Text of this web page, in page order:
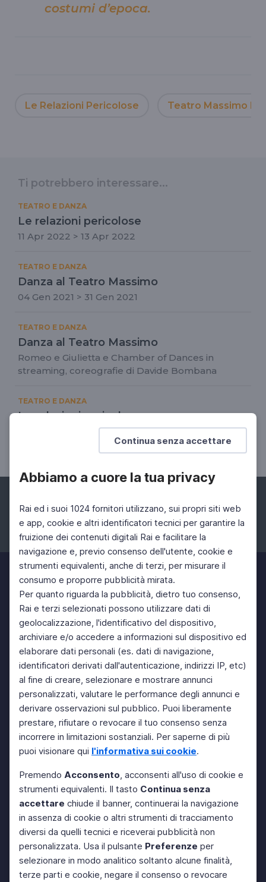
Continua senza accettare
Abbiamo a cuore la tua privacy
Rai ed i suoi 1024 fornitori utilizzano, sui propri siti web
e app, cookie e altri identificatori tecnici per garantire la
fruizione dei contenuti digitali Rai e facilitare la
navigazione e, previo consenso dell'utente, cookie e
strumenti equivalenti, anche di terzi, per misurare il
consumo e proporre pubblicità mirata.
Per quanto riguarda la pubblicità, dietro tuo consenso,
Rai e terzi selezionati possono utilizzare dati di
geolocalizzazione, l'identificativo del dispositivo,
archiviare e/o accedere a informazioni sul dispositivo ed
elaborare dati personali (es. dati di navigazione,
identificatori derivati dall'autenticazione, indirizzi IP, etc)
al fine di creare, selezionare e mostrare annunci
personalizzati, valutare le performance degli annunci e
derivare osservazioni sul pubblico. Puoi liberamente
prestare, rifiutare o revocare il tuo consenso senza
incorrere in limitazioni sostanziali. Per saperne di più
puoi visionare qui l'informativa sui cookie.
Premendo Acconsento, acconsenti all'uso di cookie e
strumenti equivalenti. Il tasto Continua senza
accettare chiude il banner, continuerai la navigazione
in assenza di cookie o altri strumenti di tracciamento
diversi da quelli tecnici e riceverai pubblicità non
personalizzata. Usa il pulsante Preferenze per
selezionare in modo analitico soltanto alcune finalità,
terze parti e cookie, negare il consenso o revocare
costumi d’epoca.
Le Relazioni Pericolose Teatro Massimo
Ti potrebbero interessare...
TEATRO E DANZA
Le relazioni pericolose
11 Apr 2022 > 13 Apr 2022
TEATRO E DANZA
Danza al Teatro Massimo
04 Gen 2021 > 31 Gen 2021
TEATRO E DANZA
Danza al Teatro Massimo
Romeo e Giulietta e Chamber of Dances in
streaming, coreografie di Davide Bombana
TEATRO E DANZA
Le relazioni pericolose
Adattamento di Carmelo Rifici, dal romanzo di
Facebook Instagram Twitter